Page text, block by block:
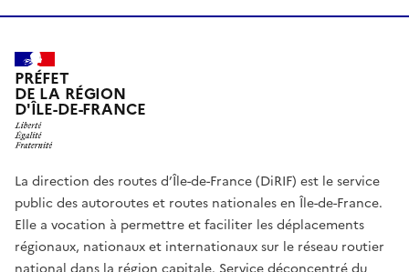
PRÉFET
DE LA RÉGION
D'ÎLE-DE-FRANCE
La direction des routes d’Île-de-France (DiRIF) est le service
public des autoroutes et routes nationales en Île-de-France.
Elle a vocation à permettre et faciliter les déplacements
régionaux, nationaux et internationaux sur le réseau routier